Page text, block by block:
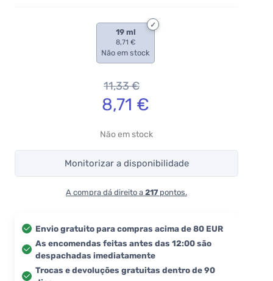
19 ml
8,71 €
Não em stock
11,33€
8,71 €
Não em stock
Monitorizar a disponibilidade
A compra dá direito a 217 pontos.
Envio gratuito para compras acima de 80 EUR
As encomendas feitas antes das 12:00 são
despachadas imediatamente
Trocas e devoluções gratuitas dentro de 90